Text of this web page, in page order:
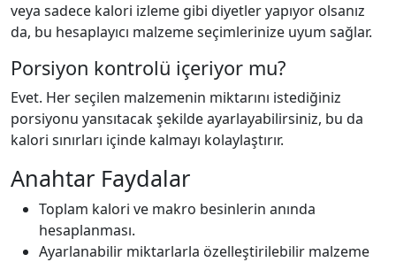
veya sadece kalori izleme gibi diyetler yapıyor olsanız
da, bu hesaplayıcı malzeme seçimlerinize uyum sağlar.
Porsiyon kontrolü içeriyor mu?
Evet. Her seçilen malzemenin miktarını istediğiniz
porsiyonu yansıtacak şekilde ayarlayabilirsiniz, bu da
kalori sınırları içinde kalmayı kolaylaştırır.
Anahtar Faydalar
Toplam kalori ve makro besinlerin anında
hesaplanması.
Ayarlanabilir miktarlarla özelleştirilebilir malzeme